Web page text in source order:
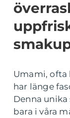
Umami, ofta
har länge
Denna
bara i våra